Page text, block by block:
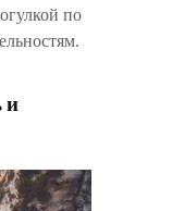
по
и